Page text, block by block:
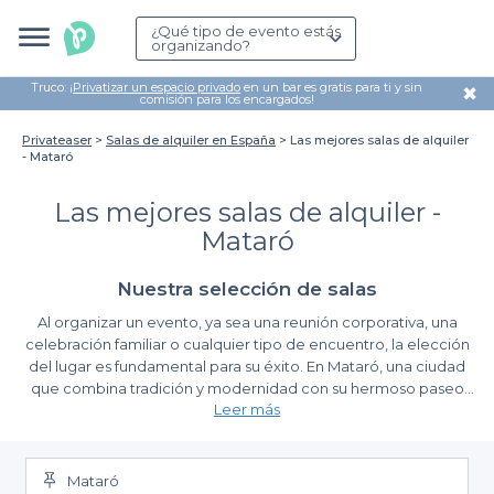
¿Qué tipo de evento estás
organizando?
Truco: ¡Privatizar un espacio privado en un bar es gratis para ti y sin
comisión para los encargados! ✖
Privateaser Salas de alquiler en España
Las mejores salas de alquiler
- Mataró
Las mejores salas de alquiler -
Mataró
Nuestra selección de salas
Al organizar un evento, ya sea una reunión corporativa, una
celebración familiar o cualquier tipo de encuentro, la elección
del lugar es fundamental para su éxito. En Mataró, una ciudad
que combina tradición y modernidad con su hermoso paseo
marítimo y su patrimonio histórico, encontrar el espacio
Privateaser, facilitando tu búsqueda con una amplia selección
de las mejores salas de alquiler en Mataró.
Descubre las ventajas de Privateaser
Al utilizar nuestra plataforma, experimentarás la simplicidad de la
Leer más
Mataró